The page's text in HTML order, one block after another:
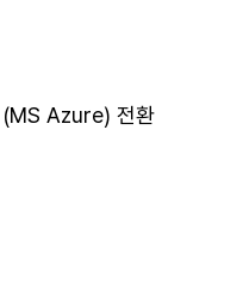
Azure) 전환